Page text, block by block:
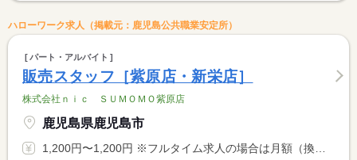
ハローワーク求人（掲載元：鹿児島公共職業安定所）
パート・アルバイト
販売スタッフ［紫原店・新栄店］
株式会社ｎｉｃ ＳＵＭＯＭＯ紫原店
鹿児島県鹿児島市
1,200円〜1,200円 ※フルタイム求人の場合は月額（換算額）、パート求人の場合は時間額を表示しています。